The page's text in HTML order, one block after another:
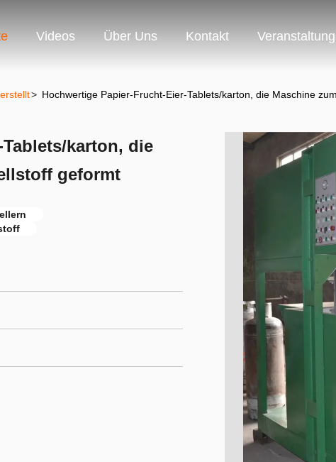
Videos Über Uns Kontakt
> Hochwertige Papier-Frucht-Eier-Tablets/karton, die Maschine
karton, die
geformt